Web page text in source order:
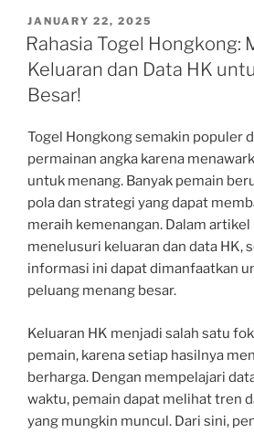
POSTED
ON
JANUARY 22, 2025
Rahasia Togel Hongkong:
Keluaran dan Data HK
Besar!
Togel Hongkong semakin populer
permainan angka karena
untuk menang. Banyak pemain
pola dan strategi yang dapat
meraih kemenangan. Dalam artikel
menelusuri keluaran dan data HK,
informasi ini dapat dimanfaatkan
peluang menang besar.
Keluaran HK menjadi salah satu
pemain, karena setiap hasilnya
berharga. Dengan mempelajari
waktu, pemain dapat melihat tren
yang mungkin muncul. Dari sini,